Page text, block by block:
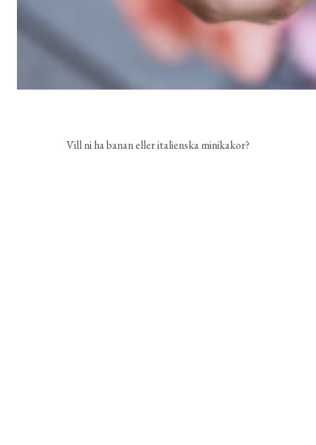
Vill ni ha banan eller italienska minikakor?